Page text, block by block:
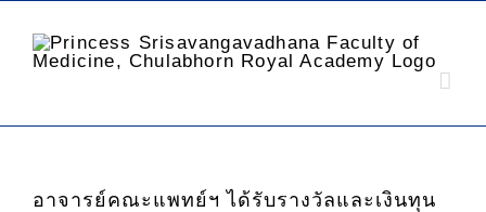
อาจารย์คณะแพทย์ฯ ได้รับรางวัลและเงินทุน